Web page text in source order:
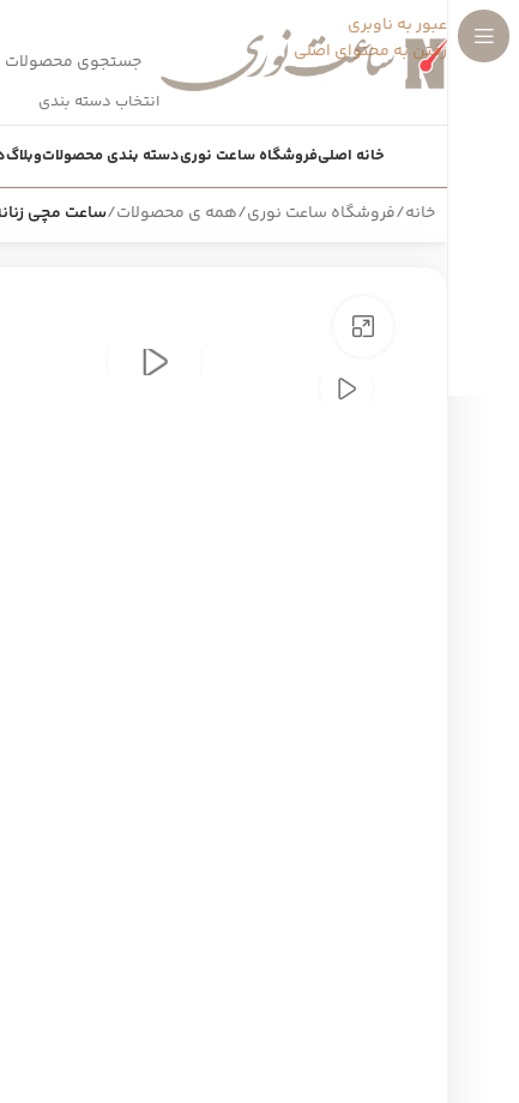
عبور به ناوبری
رفتن به محتوای اصلی
انتخاب دسته بندی
خانه اصلیفروشگاه ساعت نوریدسته بندی محصولاتوبلاگ
خانه/فروشگاه ساعت نوری/همه ی محصولات/ساعت مچی